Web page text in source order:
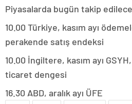
Piyasalarda bugün takip
10.00 Türkiye, kasım ayı
perakende satış endeksi
10.00 İngiltere, kasım ayı
ticaret dengesi
16.30 ABD, aralık ayı ÜFE